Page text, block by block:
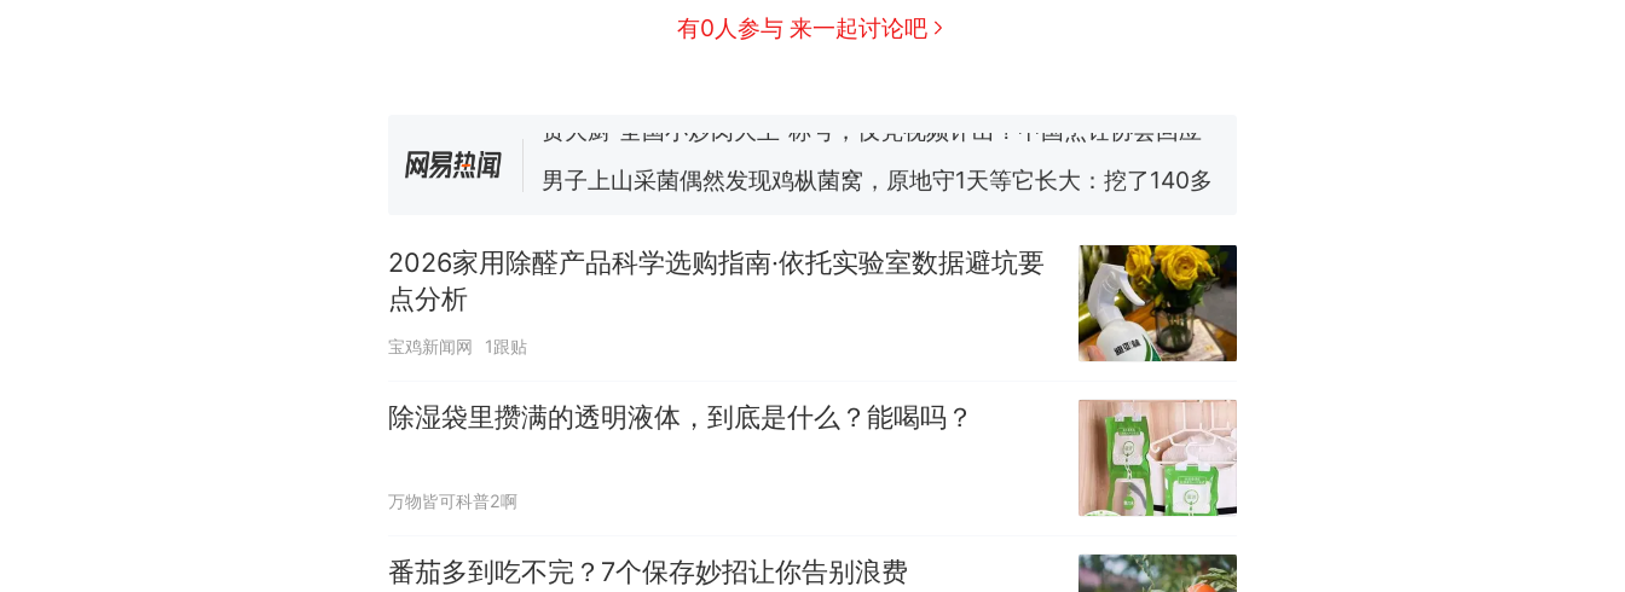
有0人参与 来一起讨论吧
那个在床头放菜刀的女孩，因老师一句“跟我回家”改写了人生
男子上山采菌偶然发现鸡枞菌窝，原地守1天等它长大：挖了140多
朵
参考消息）
2026家用除醛产品科学选购指南·依托实验室数据避坑要
点分析
宝鸡新闻网 1跟贴
除湿袋里攒满的透明液体，到底是什么？能喝吗？
万物皆可科普2啊
番茄多到吃不完？7个保存妙招让你告别浪费